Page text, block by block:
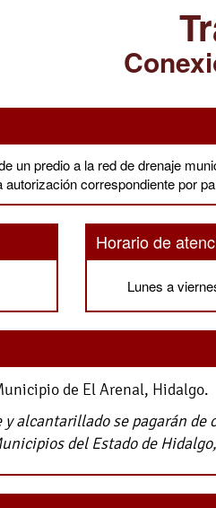
un predio a la red de drenaje
correspondiente por
Horario de
Lunes a
de El Arenal, Hidalgo.
y alcantarillado se pagarán
del Estado de